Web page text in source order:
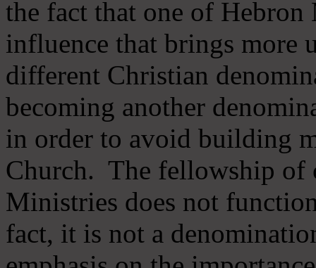
the fact that one of
influence that brings more
different Christian
becoming another
in order to avoid building
Church. The fellowship of
Ministries does not
fact, it is not a